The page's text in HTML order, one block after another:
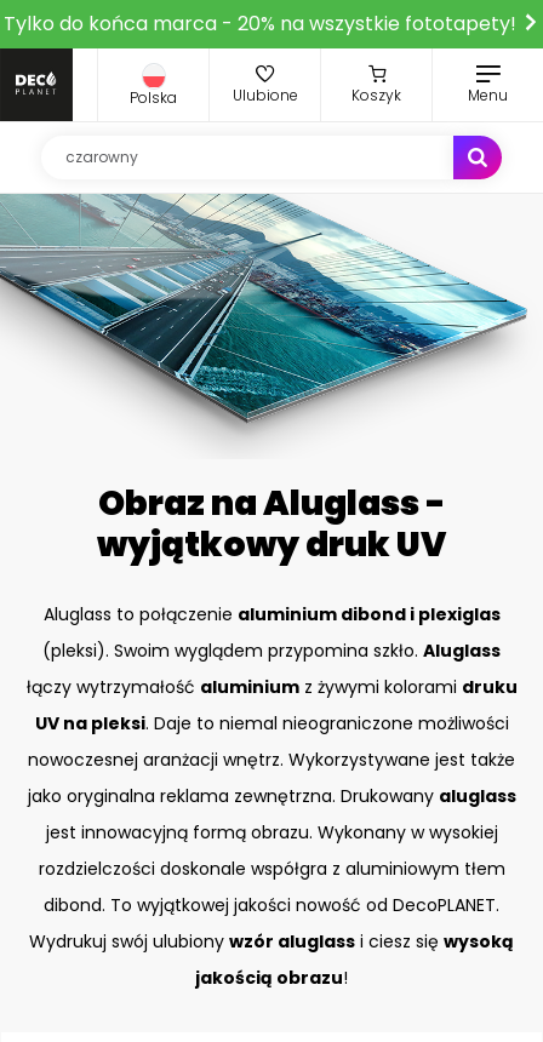
Tylko do końca marca - 20% na wszystkie fototapety!
Polska Ulubione Koszyk Menu
Obraz na Aluglass -
wyjątkowy druk UV
Aluglass to połączenie aluminium dibond i plexiglas
(pleksi). Swoim wyglądem przypomina szkło. Aluglass
łączy wytrzymałość aluminiumz żywymi kolorami druku
UV na pleksi. Daje to niemal nieograniczone możliwości
nowoczesnej aranżacji wnętrz. Wykorzystywane jest także
jako oryginalna reklama zewnętrzna. Drukowany aluglass
jest innowacyjną formą obrazu. Wykonany w wysokiej
rozdzielczości doskonale współgra z aluminiowym tłem
dibond. To wyjątkowej jakości nowość od DecoPLANET.
Wydrukuj swój ulubiony wzór aluglass i ciesz się wysoką
jakością obrazu!